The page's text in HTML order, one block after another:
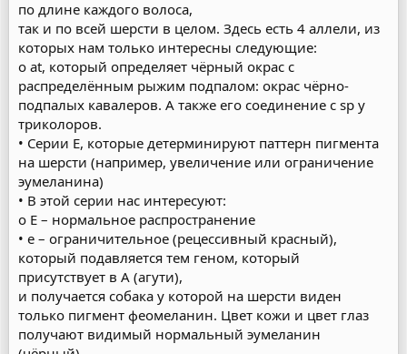
по длине каждого волоса,
так и по всей шерсти в целом. Здесь есть 4 аллели, из
которых нам только интересны следующие:
o at, который определяет чёрный окрас с
распределённым рыжим подпалом: окрас чёрно-
подпалых кавалеров. А также его соединение с sp у
триколоров.
• Серии E, которые детерминируют паттерн пигмента
на шерсти (например, увеличение или ограничение
эумеланина)
• В этой серии нас интересуют:
o E – нормальное распространение
• e – ограничительное (рецессивный красный),
который подавляется тем геном, который
присутствует в А (агути),
и получается собака у которой на шерсти виден
только пигмент феомеланин. Цвет кожи и цвет глаз
получают видимый нормальный эумеланин